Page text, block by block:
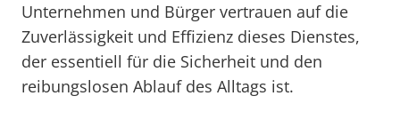
Unternehmen und Bürger vertrauen auf die
Zuverlässigkeit und Effizienz dieses Dienstes,
der essentiell für die Sicherheit und den
reibungslosen Ablauf des Alltags ist.